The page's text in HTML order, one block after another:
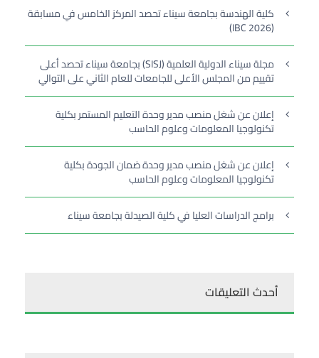
كلية الهندسة بجامعة سيناء تحصد المركز الخامس في مسابقة
(IBC 2026)
مجلة سيناء الدولية العلمية (SISJ) بجامعة سيناء تحصد أعلى
تقييم من المجلس الأعلى للجامعات للعام الثاني على التوالي
إعلان عن شغل منصب مدير وحدة التعليم المستمر بكلية
تكنولوجيا المعلومات وعلوم الحاسب
إعلان عن شغل منصب مدير وحدة ضمان الجودة بكلية
تكنولوجيا المعلومات وعلوم الحاسب
برامج الدراسات العليا في كلية الصيدلة بجامعة سيناء
أحدث التعليقات